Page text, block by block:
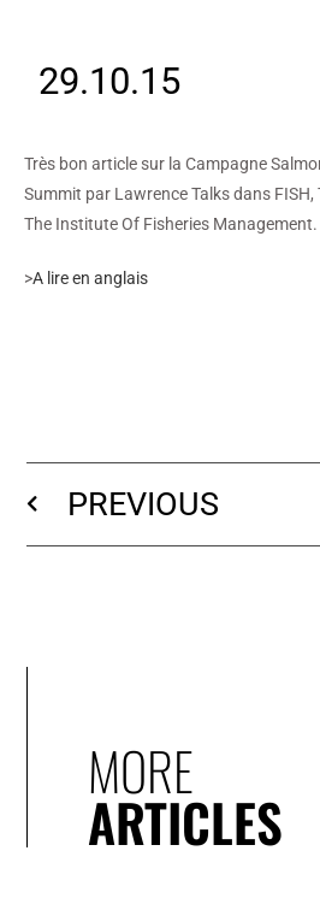
29.10.15
Très bon article sur la Campagne
Summit par Lawrence Talks dans
The Institute Of Fisheries Management.
>A lire en anglais
PREVIOUS
MORE
ARTICLES